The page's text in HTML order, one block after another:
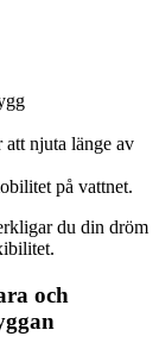
att njuta länge av
på vattnet.
du din dröm
och